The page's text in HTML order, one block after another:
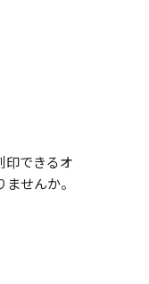
印できるオ
せんか。